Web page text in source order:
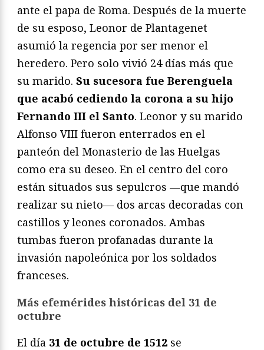
ante el papa de Roma. Después de la muerte
de su esposo, Leonor de Plantagenet
asumió la regencia por ser menor el
heredero. Pero solo vivió 24 días más que
su marido. Su sucesora fue Berenguela
que acabó cediendo la corona a su hijo
Fernando III el Santo. Leonor y su marido
Alfonso VIII fueron enterrados en el
panteón del Monasterio de las Huelgas
como era su deseo. En el centro del coro
están situados sus sepulcros —que mandó
realizar su nieto— dos arcas decoradas con
castillos y leones coronados. Ambas
tumbas fueron profanadas durante la
invasión napoleónica por los soldados
franceses.
Más efemérides históricas del 31 de
octubre
El día 31 de octubre de 1512 se